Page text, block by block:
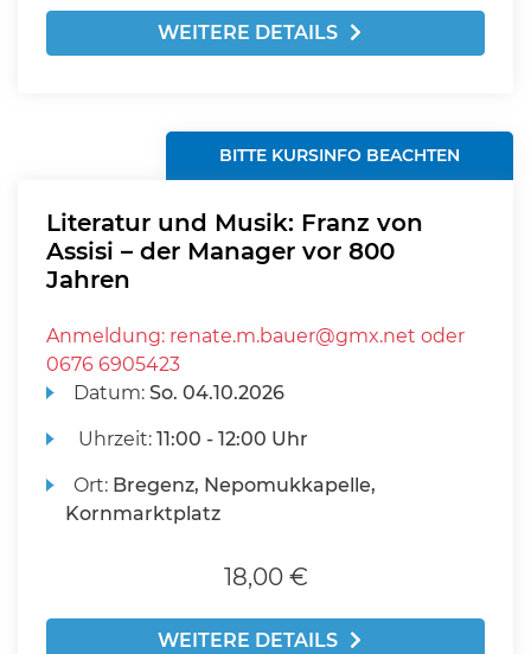
WEITERE DETAILS
BITTE KURSINFO BEACHTEN
Literatur und Musik: Franz von
Assisi – der Manager vor 800
Jahren
Anmeldung: renate.m.bauer@gmx.net oder
0676 6905423
Datum:So. 04.10.2026
Uhrzeit:11:00 - 12:00 Uhr
Ort: Bregenz, Nepomukkapelle,
Kornmarktplatz
18,00 €
WEITERE DETAILS